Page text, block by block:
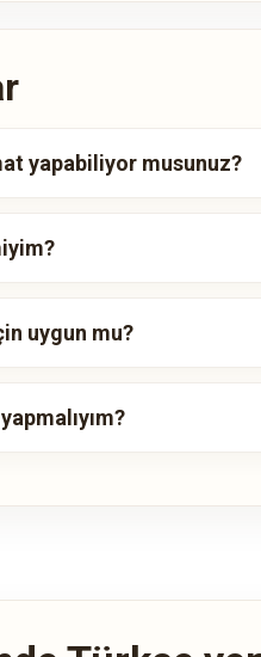
yapabiliyor musunuz?
uygun mu?